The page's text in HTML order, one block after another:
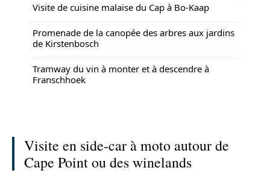
Visite de cuisine malaise du Cap à Bo-Kaap
Promenade de la canopée des arbres aux jardins
de Kirstenbosch
Tramway du vin à monter et à descendre à
Franschhoek
Visite en side-car à moto autour de
Cape Point ou des winelands